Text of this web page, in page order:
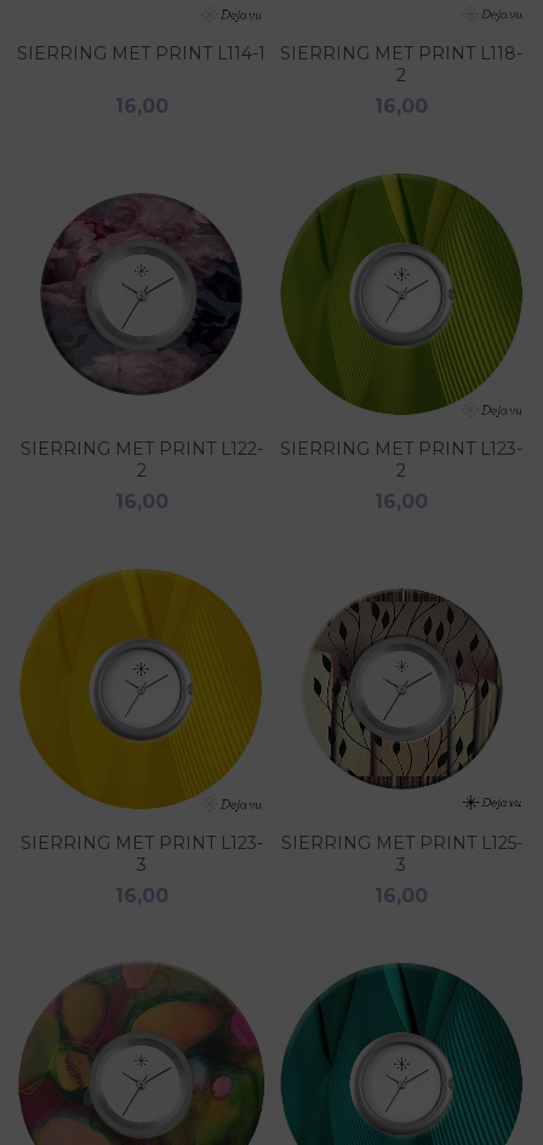
SIERRING MET PRINT L114-1
16,00
SIERRING MET PRINT L118-
2
16,00
SIERRING MET PRINT L122-
2
16,00
SIERRING MET PRINT L123-
2
16,00
SIERRING MET PRINT L123-
3
16,00
SIERRING MET PRINT L125-
3
16,00